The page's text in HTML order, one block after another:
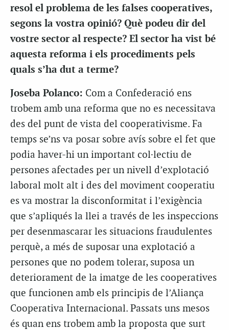
resol el problema de les falses cooperatives,
segons la vostra opinió? Què podeu dir del
vostre sector al respecte? El sector ha vist bé
aquesta reforma i els procediments pels
quals s’ha dut a terme?
Joseba Polanco: Com a Confederació ens
trobem amb una reforma que no es necessitava
des del punt de vista del cooperativisme. Fa
temps se’ns va posar sobre avís sobre el fet que
podia haver-hi un important col·lectiu de
persones afectades per un nivell d’explotació
laboral molt alt i des del moviment cooperatiu
es va mostrar la disconformitat i l’exigència
que s’apliqués la llei a través de les inspeccions
per desenmascarar les situacions fraudulentes
perquè, a més de suposar una explotació a
persones que no podem tolerar, suposa un
deteriorament de la imatge de les cooperatives
que funcionen amb els principis de l’Aliança
Cooperativa Internacional. Passats uns mesos
és quan ens trobem amb la proposta que surt